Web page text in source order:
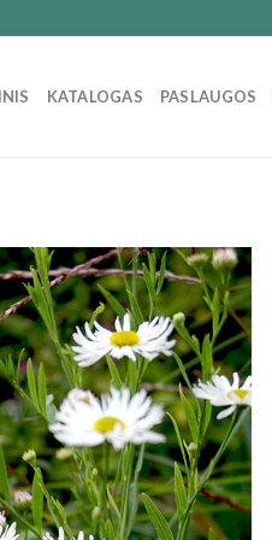
KATALOGAS PASLAUGOS